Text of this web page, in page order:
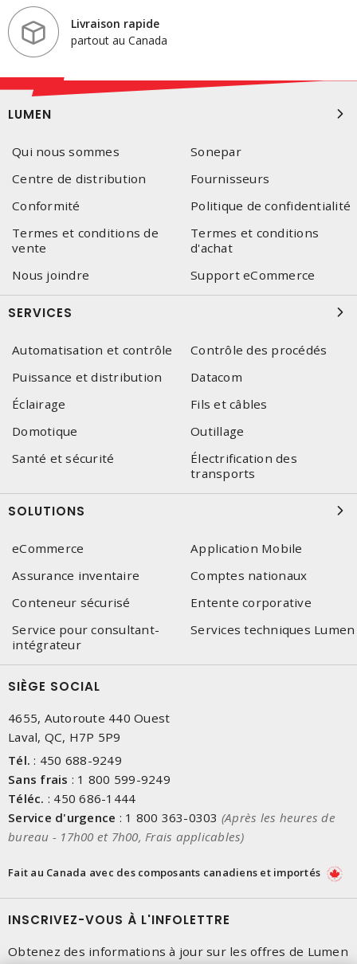
Livraison rapide
partout au Canada
LUMEN
Qui nous sommes
Sonepar
Centre de distribution
Fournisseurs
Conformité
Politique de confidentialité
Termes et conditions de
vente
Termes et conditions
d'achat
Nous joindre
Support eCommerce
SERVICES
Automatisation et contrôle
Contrôle des procédés
Puissance et distribution
Datacom
Éclairage
Fils et câbles
Domotique
Outillage
Santé et sécurité
Électrification des
transports
SOLUTIONS
eCommerce
Application Mobile
Assurance inventaire
Comptes nationaux
Conteneur sécurisé
Entente corporative
Service pour consultant-
intégrateur
Services techniques Lumen
SIÈGE SOCIAL
4655, Autoroute 440 Ouest
Laval, QC, H7P 5P9
Tél. : 450 688-9249
Sans frais : 1 800 599-9249
Téléc. : 450 686-1444
Service d'urgence : 1 800 363-0303 (Après les heures de
bureau - 17h00 et 7h00, Frais applicables)
Fait au Canada avec des composants canadiens et importés
INSCRIVEZ-VOUS À L'INFOLETTRE
Obtenez des informations à jour sur les offres de Lumen